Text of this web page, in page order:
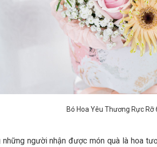
Bó Hoa Yêu Thương Rực Rỡ
người nhận được món quà là hoa